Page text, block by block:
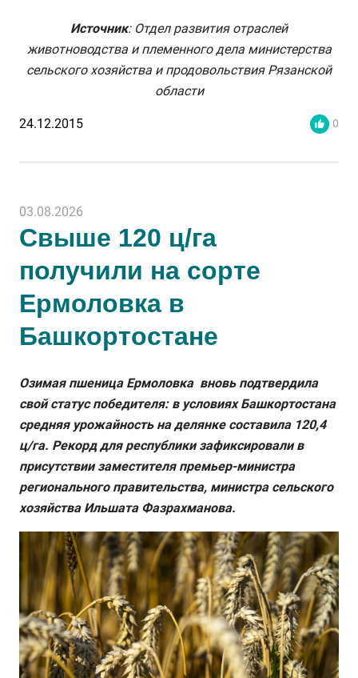
Источник: Отдел развития отраслей
животноводства и племенного дела министерства
сельского хозяйства и продовольствия Рязанской
области
24.12.2015 0
03.08.2026
Свыше 120 ц/га
получили на сорте
Ермоловка в
Башкортостане
Озимая пшеница Ермоловка вновь подтвердила
свой статус победителя: в условиях Башкортостана
средняя урожайность на делянке составила 120,4
ц/га. Рекорд для республики зафиксировали в
присутствии заместителя премьер-министра
регионального правительства, министра сельского
хозяйства Ильшата Фазрахманова.